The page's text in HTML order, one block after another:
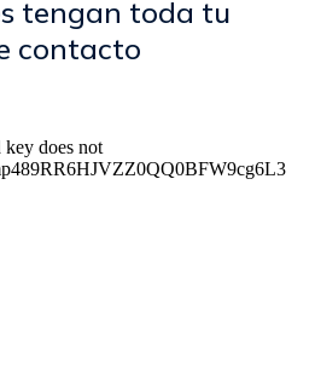
tengan toda tu
contacto